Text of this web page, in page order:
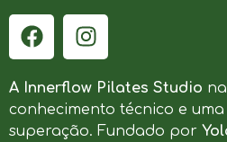
A Innerflow Pilates Studio
conhecimento técnico e
superação. Fundado por